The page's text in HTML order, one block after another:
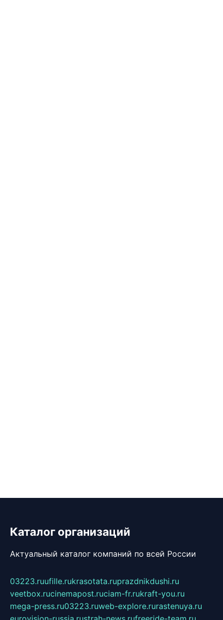
Каталог организаций
Актуальный каталог компаний по всей России
03223.ruufille.rukrasotata.ruprazdnikdushi.ru
veetbox.rucinemapost.ruciam-fr.rukraft-you.ru
mega-press.ru03223.ruweb-explore.rurastenuya.ru